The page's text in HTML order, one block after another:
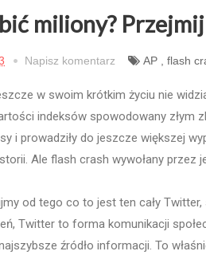
miliony?
Napisz komentarz AP flash
w swoim krótkim życiu nie
indeksów spowodowany złym
i prowadziły do jeszcze większej
Ale flash crash wywołany przez
od tego co to jest ten cały
Twitter to forma komunikacji
źródło informacji. To